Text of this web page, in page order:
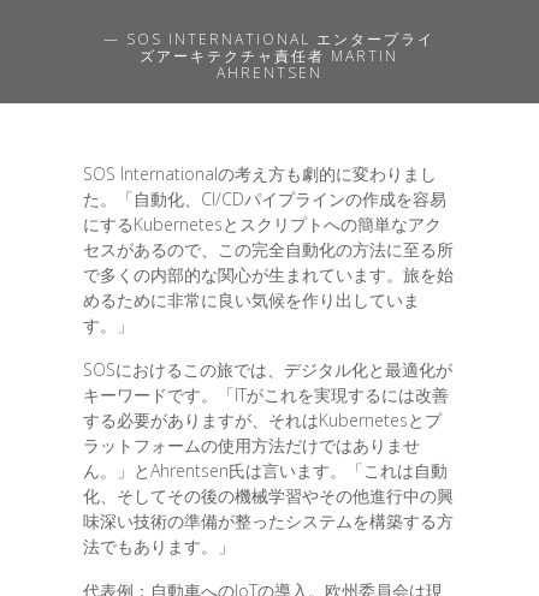
— SOS INTERNATIONAL エンタープライ
ズアーキテクチャ責任者 MARTIN
AHRENTSEN
SOS Internationalの考え方も劇的に変わりまし
た。「自動化、CI/CDパイプラインの作成を容易
にするKubernetesとスクリプトへの簡単なアク
セスがあるので、この完全自動化の方法に至る所
で多くの内部的な関心が生まれています。旅を始
めるために非常に良い気候を作り出していま
す。」
SOSにおけるこの旅では、デジタル化と最適化が
キーワードです。「ITがこれを実現するには改善
する必要がありますが、それはKubernetesとプ
ラットフォームの使用方法だけではありませ
ん。」とAhrentsen氏は言います。「これは自動
化、そしてその後の機械学習やその他進行中の興
味深い技術の準備が整ったシステムを構築する方
法でもあります。」
代表例：自動車へのIoTの導入。欧州委員会は現